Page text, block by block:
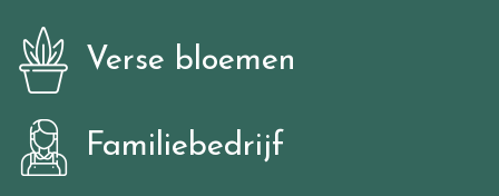
Verse bloemen
Familiebedrijf